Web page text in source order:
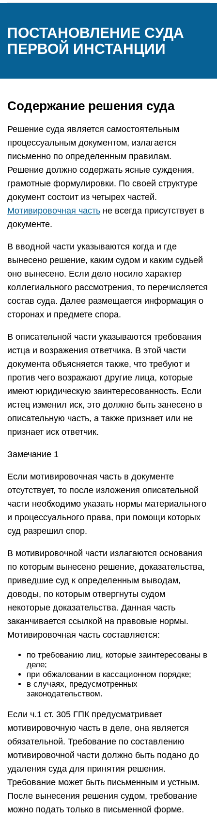
ПОСТАНОВЛЕНИЕ СУДА
ПЕРВОЙ ИНСТАНЦИИ
Содержание решения суда
Решение суда является самостоятельным
процессуальным документом, излагается
письменно по определенным правилам.
Решение должно содержать ясные суждения,
грамотные формулировки. По своей структуре
документ состоит из четырех частей.
Мотивировочная часть не всегда присутствует в
документе.
В вводной части указываются когда и где
вынесено решение, каким судом и каким судьей
оно вынесено. Если дело носило характер
коллегиального рассмотрения, то перечисляется
состав суда. Далее размещается информация о
сторонах и предмете спора.
В описательной части указываются требования
истца и возражения ответчика. В этой части
документа объясняется также, что требуют и
против чего возражают другие лица, которые
имеют юридическую заинтересованность. Если
истец изменил иск, это должно быть занесено в
описательную часть, а также признает или не
признает иск ответчик.
Замечание 1
Если мотивировочная часть в документе
отсутствует, то после изложения описательной
части необходимо указать нормы материального
и процессуального права, при помощи которых
суд разрешил спор.
В мотивировочной части излагаются основания
по которым вынесено решение, доказательства,
приведшие суд к определенным выводам,
доводы, по которым отвергнуты судом
некоторые доказательства. Данная часть
заканчивается ссылкой на правовые нормы.
Мотивировочная часть составляется:
по требованию лиц, которые заинтересованы в
деле;
при обжаловании в кассационном порядке;
в случаях, предусмотренных
законодательством.
Если ч.1 ст. 305 ГПК предусматривает
мотивировочную часть в деле, она является
обязательной. Требование по составлению
мотивировочной части должно быть подано до
удаления суда для принятия решения.
Требование может быть письменным и устным.
После вынесения решения судом, требование
можно подать только в письменной форме.